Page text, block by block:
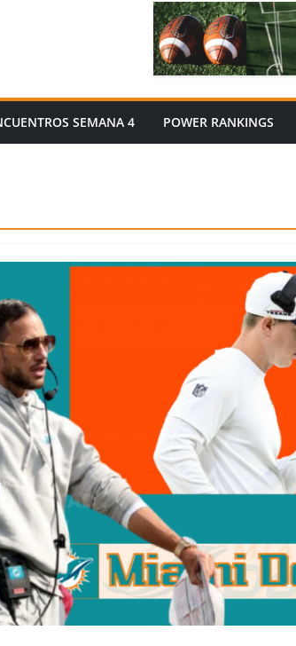
SEMANA 4 POWER RANKINGS